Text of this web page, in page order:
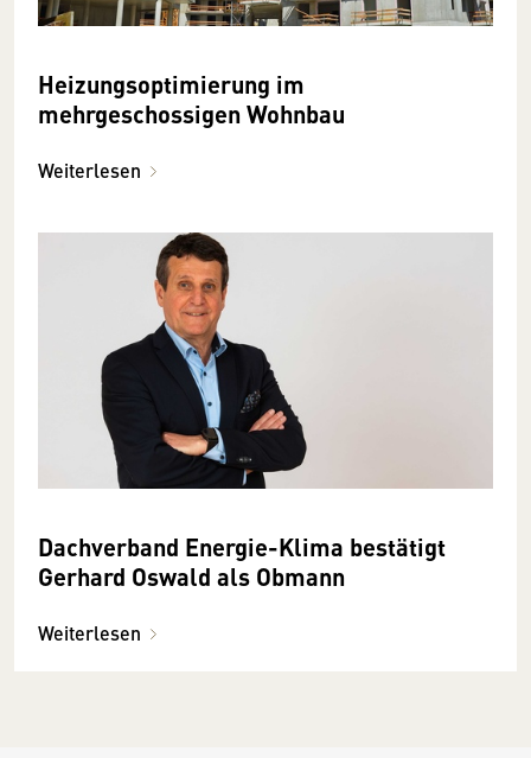
Heizungsoptimierung im
mehrgeschossigen Wohnbau
Weiterlesen
Dachverband Energie-Klima bestätigt
Gerhard Oswald als Obmann
Weiterlesen